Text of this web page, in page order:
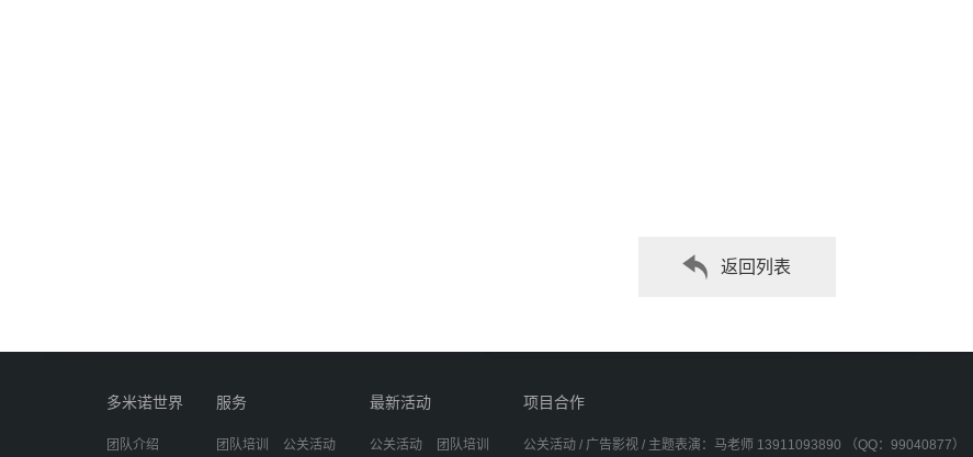
返回列表
多米诺世界
团队介绍
服务
公关活动
团队培训
最新活动
团队培训
公关活动
项目合作
公关活动 / 广告影视 / 主题表演：马老师 13911093890 （QQ：99040877）